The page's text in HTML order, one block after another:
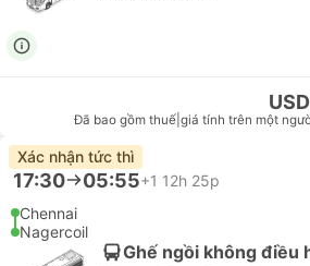
Đã bao gồm thuế giá tính trên một
Xác nhận tức thì
17:30 05:55+1 12h 25p
Chennai
Nagercoil
Ghế ngồi không điều